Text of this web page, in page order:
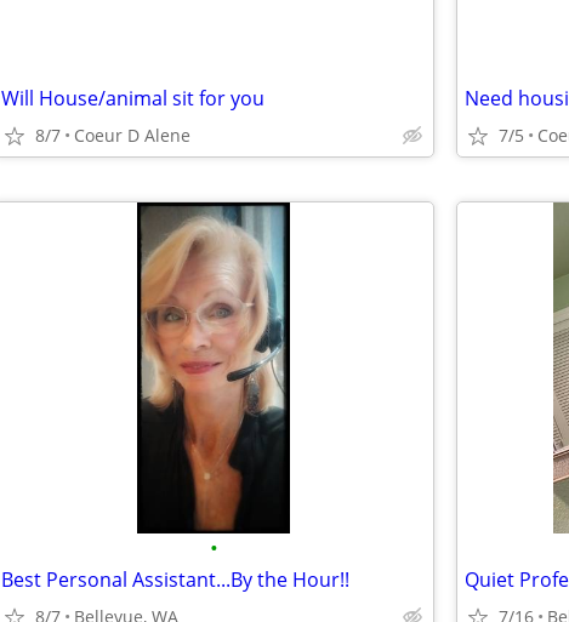
Will House/animal sit for you
8/7 Coeur D Alene
Need
7/5
•
Best Personal Assistant...By the Hour!!
8/7 Bellevue, WA 7/16